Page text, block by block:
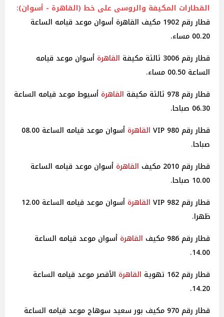
القطارات المكيفة والروسى على خط (القاهرة - أسوان):
قطار رقم 1902 مكيف القاهرة أسوان موعد قيامه الساعة
00.20 مساء.
قطار رقم 3006 ثالثة مكيفة
القاهرة أسوان موعد قيامه
الساعة 00.50 مساء.
قطار رقم 978 ثالثة مكيفة
القاهرة أسيوط موعد قيامه الساعة
06.30 صباحا.
قطار رقم 980 VIP
القاهرة
أسوان موعد قيامه الساعة 08.00
صباحا.
قطار رقم 2010 مكيف
القاهرة أسوان موعد قيامه الساعة
10.00 صباحا.
قطار رقم 982 VIP
القاهرة
أسوان موعد قيامه الساعة 12.00
ظهرا.
قطار رقم 986 مكيف
القاهرة أسوان موعد قيامه الساعة
14.00.
قطار رقم 162 تهوية
القاهرة الأقصر موعد قيامه الساعة
14.20.
قطار رقم 970 مكيف بور سعيد سوهاج موعد قيامه الساعة